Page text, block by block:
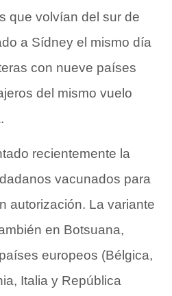
que volvían del sur de
a Sídney el mismo día
con nueve países
del mismo vuelo
recientemente la
vacunados para
autorización. La variante
en Botsuana,
europeos (Bélgica,
Italia y República